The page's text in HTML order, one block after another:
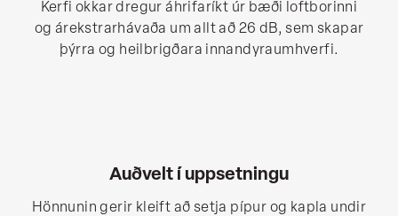
Kerfi okkar dregur áhrifaríkt úr bæði loftborinni
og árekstrarhávaða um allt að 26 dB, sem skapar
þýrra og heilbrigðara innandyraumhverfi.
Auðvelt í uppsetningu
Hönnunin gerir kleift að setja pípur og kapla undir